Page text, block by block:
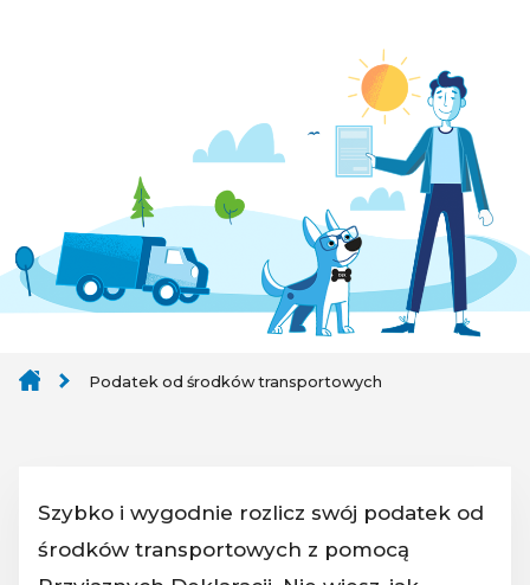
Podatek od środków transportowych
Szybko i wygodnie rozlicz swój podatek od
środków transportowych z pomocą